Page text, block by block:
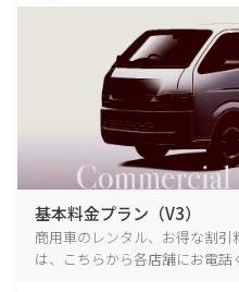
基本料金プラン（V3）
商用車のレンタル、お得な割
は、こちらから各店舗にお電話